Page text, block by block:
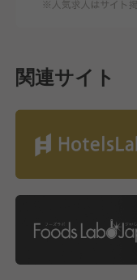
関連サイト